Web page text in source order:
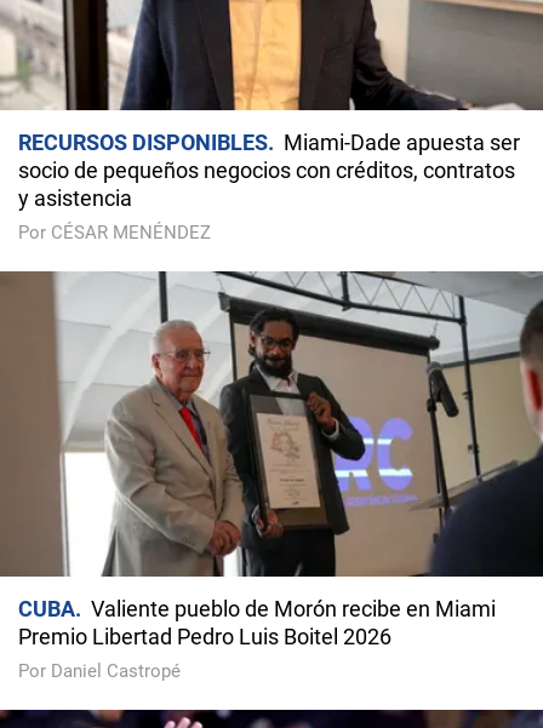
RECURSOS DISPONIBLES
Miami-Dade apuesta ser
socio de pequeños negocios con créditos, contratos
y asistencia
Por CÉSAR MENÉNDEZ
CUBA
Valiente pueblo de Morón recibe en Miami
Premio Libertad Pedro Luis Boitel 2026
Por Daniel Castropé